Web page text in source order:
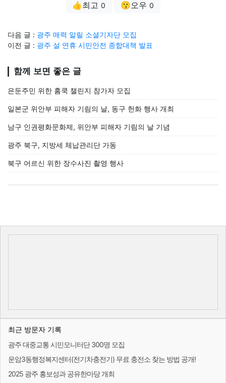
👍최고 0 😗오우 0
다음 글 : 광주 매력 알릴 소셜기자단 모집
이전 글 : 광주 설 연휴 시민안전 종합대책 발표
함께 보면 좋은 글
은둔주민 위한 홈쿡 챌린지 참가자 모집
일본군 위안부 피해자 기림의 날, 동구 헌화 행사 개최
남구 인권평화문화제, 위안부 피해자 기림의 날 기념
광주 북구, 지방세 체납관리단 가동
북구 어르신 위한 장수사진 촬영 행사
최근 방문자 기록
광주 대중교통 시민모니터단 300명 모집
운암3동행정복지센터(전기차충전기) 무료 충전소 찾는 방법 공개!
2025 광주 홍보성과 공유한마당 개최